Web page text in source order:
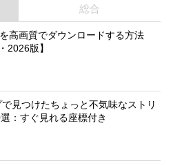
総合
高画質でダウンロードする方法
2026版】
見つけたちょっと不気味なストリ
：すぐ見れる座標付き